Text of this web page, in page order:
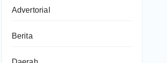
Advertorial
Berita